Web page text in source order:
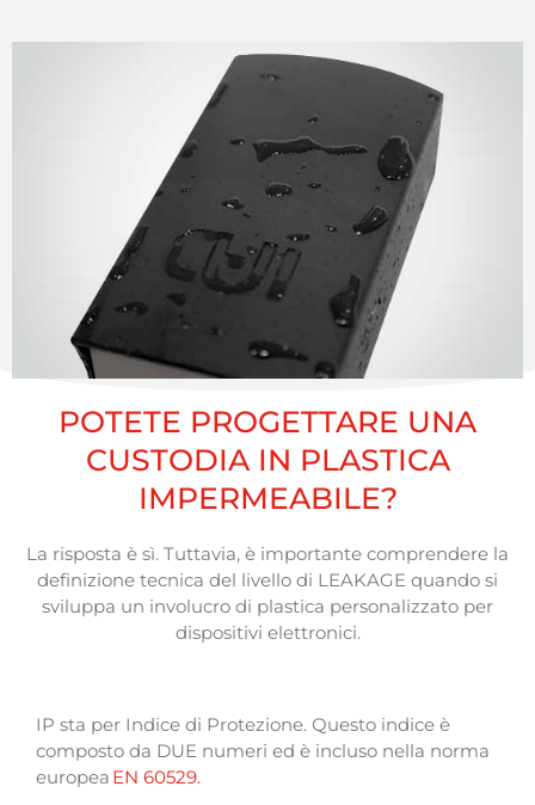
POTETE PROGETTARE UNA
CUSTODIA IN PLASTICA
IMPERMEABILE?
La risposta è sì. Tuttavia, è importante comprendere la
definizione tecnica del livello di LEAKAGE quando si
sviluppa un involucro di plastica personalizzato per
dispositivi elettronici.
IP sta per Indice di Protezione. Questo indice è
composto da DUE numeri ed è incluso nella norma
europea EN 60529.